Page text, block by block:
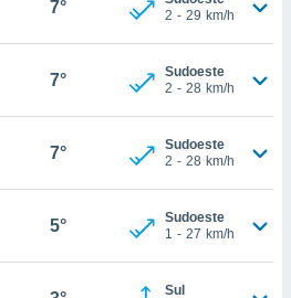
7°
2 - 29 km/h
7°
Sudoeste
2 - 28 km/h
7°
Sudoeste
2 - 28 km/h
5°
Sudoeste
1 - 27 km/h
Sul